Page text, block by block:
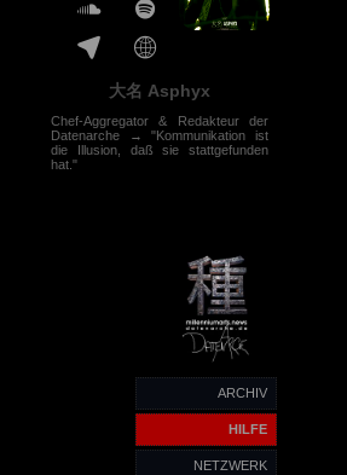
大名 Asphyx
Chef-Aggregator & Redakteur der
Datenarche → "Kommunikation ist
die Illusion, daß sie stattgefunden
hat."
ARCHIV
HILFE
NETZWERK